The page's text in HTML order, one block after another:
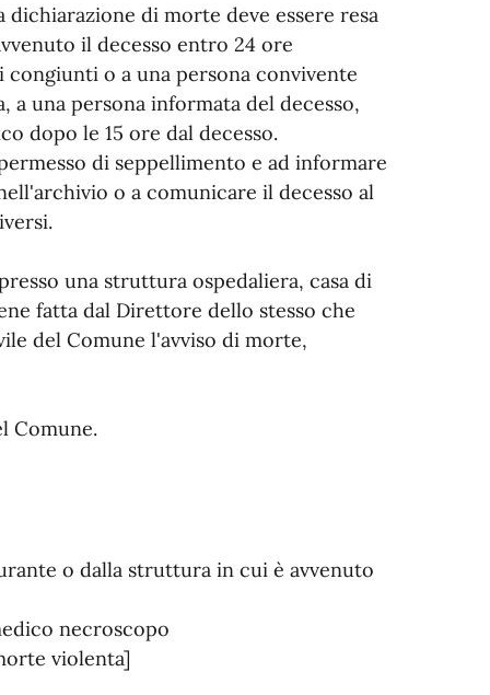
dichiarazione di morte deve essere resa
il decesso entro 24 ore
o a una persona convivente
una persona informata del decesso,
dopo le 15 ore dal decesso.
di seppellimento e ad informare
o a comunicare il decesso al
una struttura ospedaliera, casa di
fatta dal Direttore dello stesso che
del Comune l'avviso di morte,
Comune.
o dalla struttura in cui è avvenuto
necroscopo
violenta]